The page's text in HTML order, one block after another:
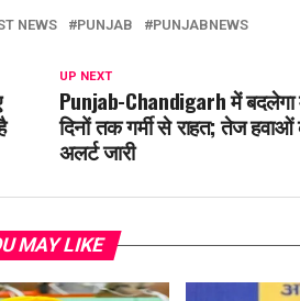
NEWS PUNJAB PUNJABNEWS
UP NEXT
Punjab-Chandigarh में बदलेगा
दिनों तक गर्मी से राहत; तेज
अलर्ट जारी
MAY LIKE